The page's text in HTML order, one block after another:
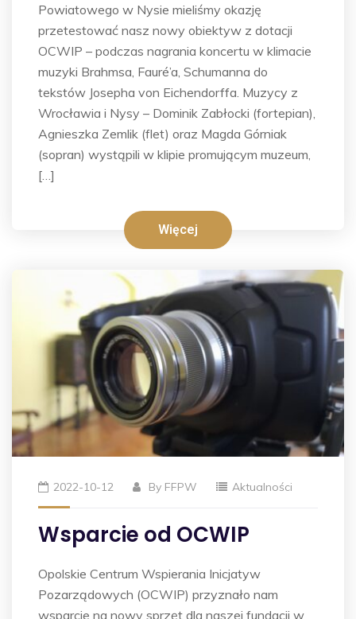
Powiatowego w Nysie mieliśmy okazję
przetestować nasz nowy obiektyw z dotacji
OCWIP – podczas nagrania koncertu w klimacie
muzyki Brahmsa, Fauré’a, Schumanna do
tekstów Josepha von Eichendorffa. Muzycy z
Wrocławia i Nysy – Dominik Zabłocki (fortepian),
Agnieszka Zemlik (flet) oraz Magda Górniak
(sopran) wystąpili w klipie promującym muzeum,
[…]
Więcej
2022-10-12 By FFPW Aktualności
Wsparcie od OCWIP
Opolskie Centrum Wspierania Inicjatyw
Pozarządowych (OCWIP) przyznało nam
wsparcie na nowy sprzęt dla naszej fundacji w